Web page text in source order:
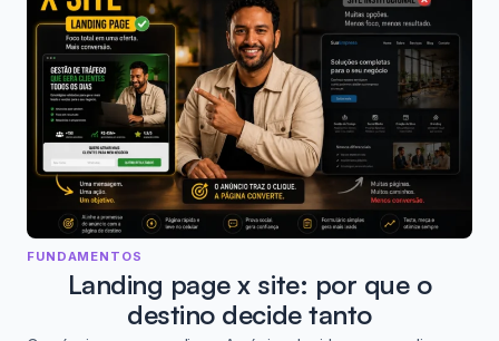
FUNDAMENTOS
Landing page x site: por que o
destino decide tanto